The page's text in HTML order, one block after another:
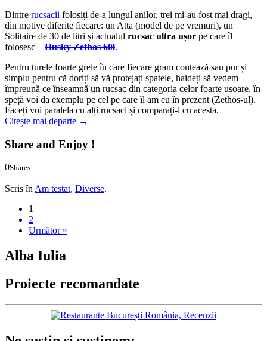
Dintre rucsacii folosiți de-a lungul anilor, trei mi-au fost mai dragi,
din motive diferite fiecare: un Atta (model de pe vremuri), un
Solitaire de 30 de litri și actualul rucsac ultra ușor pe care îl
folosesc – Husky Zethos 60l.
Pentru turele foarte grele în care fiecare gram contează sau pur și
simplu pentru că doriți să vă protejați spatele, haideți să vedem
împreună ce înseamnă un rucsac din categoria celor foarte ușoare, în
speță voi da exemplu pe cel pe care îl am eu în prezent (Zethos-ul).
Faceți voi paralela cu alți rucsaci și comparați-l cu acesta.
Citește mai departe →
Share and Enjoy !
0Shares
Scris înAm testat, Diverse.
1
2
Următor »
Alba Iulia
Proiecte recomandate